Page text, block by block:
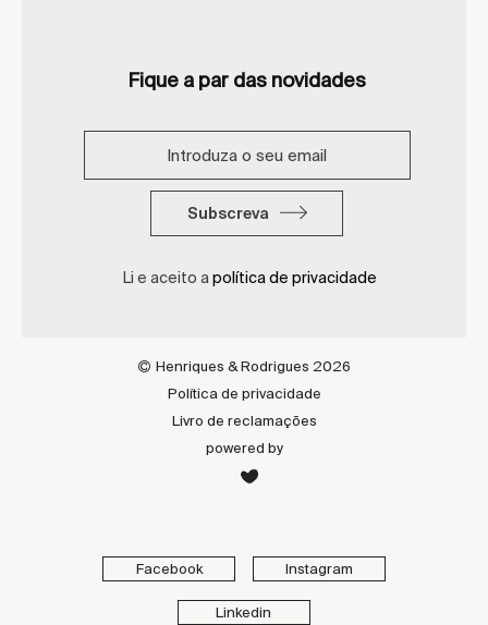
Fique a par das novidades
Subscreva
Li e aceito a política de privacidade
Henriques & Rodrigues 2026
Política de privacidade
Livro de reclamações
powered by
Facebook Instagram
Linkedin